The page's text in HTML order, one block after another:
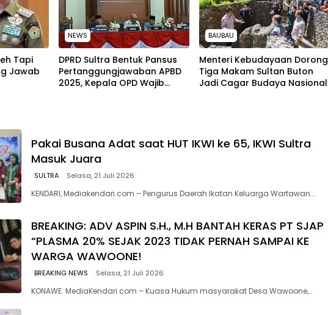
Tapi
Jawab
NEWS
DPRD Sultra Bentuk Pansus
Pertanggungjawaban APBD
2025, Kepala OPD Wajib
BAUBAU
Menteri Kebudayaan Dorong
Tiga Makam Sultan Buton
Jadi Cagar Budaya Nasional
Pakai Busana Adat saat HUT IKWI ke 65, IKWI Sultra
Masuk Juara
SULTRA Selasa, 21 Juli 2026
KENDARI, Mediakendari.com – Pengurus Daerah Ikatan Keluarga Wartawan…
BREAKING: ADV ASPIN S.H., M.H BANTAH KERAS PT SJAP
“PLASMA 20% SEJAK 2023 TIDAK PERNAH SAMPAI KE
WARGA WAWOONE!
BREAKING NEWS Selasa, 21 Juli 2026
KONAWE. MediaKendari.com – Kuasa Hukum masyarakat Desa Wawoone,…